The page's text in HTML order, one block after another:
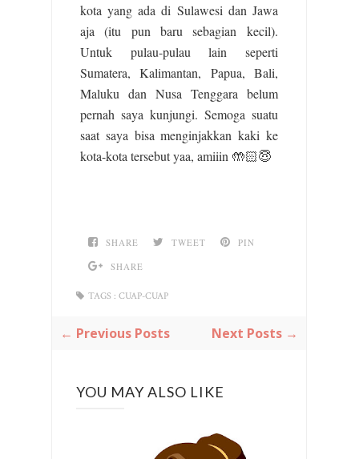
kota yang ada di Sulawesi dan Jawa
aja (itu pun baru sebagian kecil).
Untuk pulau-pulau lain seperti
Sumatera, Kalimantan, Papua, Bali,
Maluku dan Nusa Tenggara belum
pernah saya kunjungi. Semoga suatu
saat saya bisa menginjakkan kaki ke
kota-kota tersebut yaa, amiiin 🤲🏻😇
SHARE TWEET
PIN
SHARE
TAGS : CUAP-CUAP
← Previous Posts Next Posts →
YOU MAY ALSO LIKE